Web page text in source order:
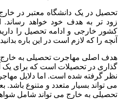
تحصیل در یک دانشگاه معتبر در
زود تر به هدف خود خواهد رساند.
کشور خارجی و ادامه تحصیل را دارید
آنچه را که لازم است در این باره
هدف اصلی مهاجرت تحصیلی به
گذاری در تحصیلات است که برای یک
نظر گرفته شده است. اما دلایل
می تواند بسیار متعدد و متنوع باشد.
تحصیلی به خارج می تواند شامل